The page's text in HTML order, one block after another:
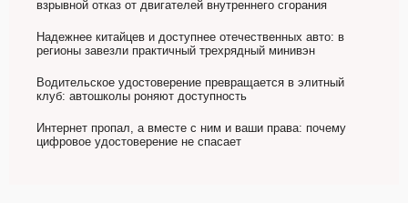
взрывной отказ от двигателей внутреннего сгорания
Надежнее китайцев и доступнее отечественных авто: в
регионы завезли практичный трехрядный минивэн
Водительское удостоверение превращается в элитный
клуб: автошколы роняют доступность
Интернет пропал, а вместе с ним и ваши права: почему
цифровое удостоверение не спасает